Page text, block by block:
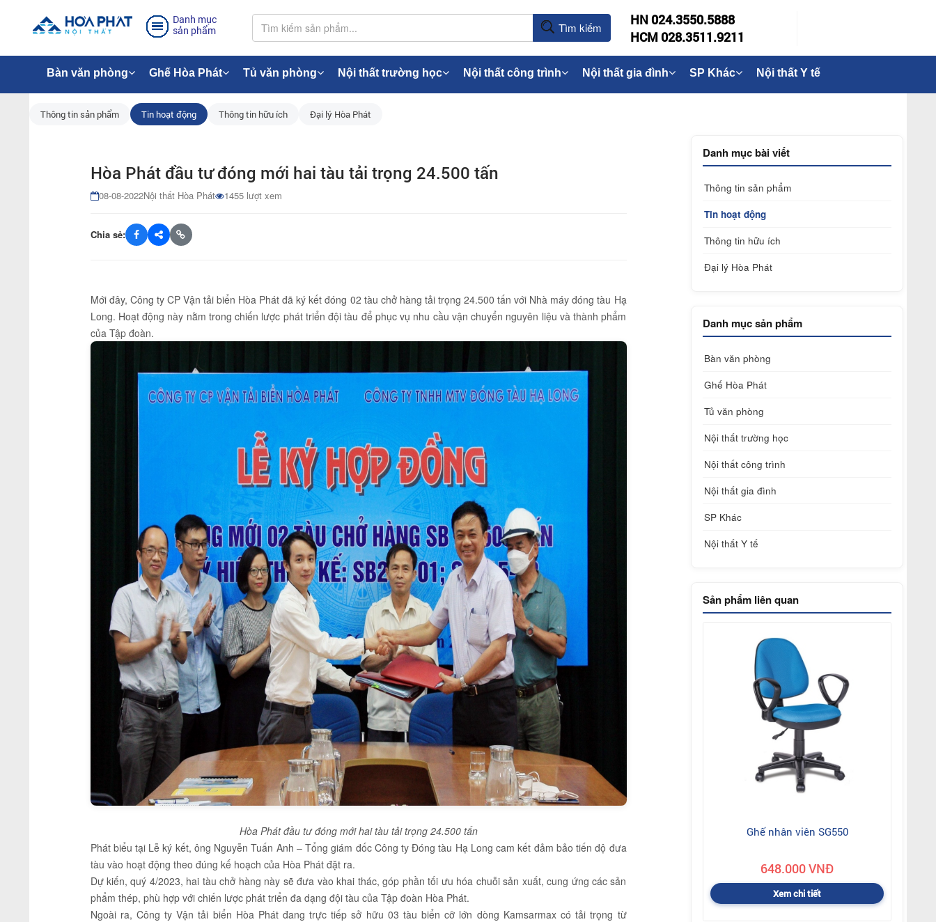
Danh mục
sản phẩm
Tìm kiếm
HN 024.3550.5888
HCM 028.3511.9211
Bàn văn phòng Ghế Hòa Phát Tủ văn phòng Nội thất trường học Nội thất công trình Nội thất gia đình SP Khác Nội thất Y tế
Thông tin sản phẩm Tin hoạt động Thông tin hữu ích Đại lý Hòa Phát
Hòa Phát đầu tư đóng mới hai tàu tải trọng 24.500 tấn
08-08-2022Nội thất Hòa Phát 1455 lượt xem
Chia sẻ:
Mới đây, Công ty CP Vận tải biển Hòa Phát đã ký kết đóng 02 tàu chở hàng tải trọng 24.500 tấn với Nhà máy đóng tàu Hạ
Long. Hoạt động này nằm trong chiến lược phát triển đội tàu để phục vụ nhu cầu vận chuyển nguyên liệu và thành phẩm
của Tập đoàn.
Hòa Phát đầu tư đóng mới hai tàu tải trọng 24.500 tấn
Phát biểu tại Lễ ký kết, ông Nguyễn Tuấn Anh – Tổng giám đốc Công ty Đóng tàu Hạ Long cam kết đảm bảo tiến độ đưa
tàu vào hoạt động theo đúng kế hoạch của Hòa Phát đặt ra.
Dự kiến, quý 4/2023, hai tàu chở hàng này sẽ đưa vào khai thác, góp phần tối ưu hóa chuỗi sản xuất, cung ứng các sản
phẩm thép, phù hợp với chiến lược phát triển đa dạng đội tàu của Tập đoàn Hòa Phát.
Ngoài ra, Công ty Vận tải biển Hòa Phát đang trực tiếp sở hữu 03 tàu biển cỡ lớn dòng Kamsarmax có tải trọng từ
Danh mục bài viết
Thông tin sản phẩm
Tin hoạt động
Thông tin hữu ích
Đại lý Hòa Phát
Danh mục sản phẩm
Bàn văn phòng
Ghế Hòa Phát
Tủ văn phòng
Nội thất trường học
Nội thất công trình
Nội thất gia đình
SP Khác
Nội thất Y tế
Sản phẩm liên quan
Ghế nhân viên SG550
648.000 VNĐ
Xem chi tiết